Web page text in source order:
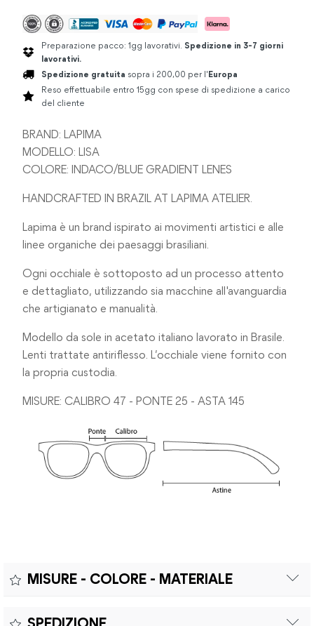
Preparazione pacco: 1gg lavorativi. Spedizione in 3-7 giorni
lavorativi.
Spedizione gratuita sopra i 200,00 per l'Europa
Reso effettuabile entro 15gg con spese di spedizione a carico
del cliente
BRAND: LAPIMA
MODELLO: LISA
COLORE: INDACO/BLUE GRADIENT LENES
HANDCRAFTED IN BRAZIL AT LAPIMA ATELIER.
Lapima è un brand ispirato ai movimenti artistici e alle
linee organiche dei paesaggi brasiliani.
Ogni occhiale è sottoposto ad un processo attento
e dettagliato, utilizzando sia macchine all'avanguardia
che artigianato e manualità.
Modello da sole in acetato italiano lavorato in Brasile.
Lenti trattate antiriflesso. L’occhiale viene fornito con
la propria custodia.
MISURE: CALIBRO 47 - PONTE 25 - ASTA 145
MISURE - COLORE - MATERIALE